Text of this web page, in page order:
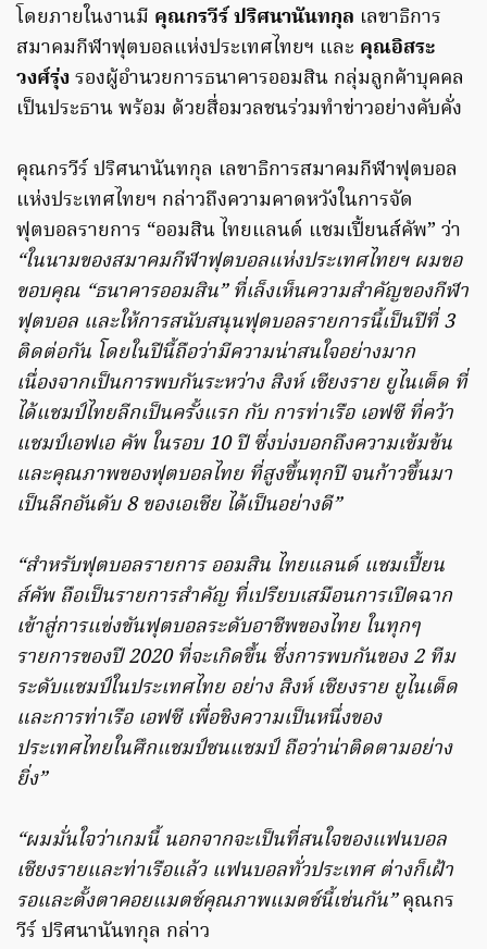
โดยภายในงานมี คุณกรวีร์ ปริศนานันทกุล เลขาธิการ
สมาคมกีฬาฟุตบอลแห่งประเทศไทยฯ และ คุณอิสระ
วงศ์รุ่งรองผู้อำนวยการธนาคารออมสิน กลุ่มลูกค้าบุคคล
เป็นประธาน พร้อม ด้วยสื่อมวลชนร่วมทำข่าวอย่างคับคั่ง
คุณกรวีร์ ปริศนานันทกุล เลขาธิการสมาคมกีฬาฟุตบอล
แห่งประเทศไทยฯ กล่าวถึงความคาดหวังในการจัด
ฟุตบอลรายการ “ออมสิน ไทยแลนด์ แชมเปี้ยนส์คัพ” ว่า
“ในนามของสมาคมกีฬาฟุตบอลแห่งประเทศไทยฯ ผมขอ
ขอบคุณ “ธนาคารออมสิน” ที่เล็งเห็นความสำคัญของกีฬา
ฟุตบอล และให้การสนับสนุนฟุตบอลรายการนี้เป็นปีที่ 3
ติดต่อกัน โดยในปีนี้ถือว่ามีความน่าสนใจอย่างมาก
เนื่องจากเป็นการพบกันระหว่าง สิงห์ เชียงราย ยูไนเต็ด ที่
ได้แชมป์ไทยลีกเป็นครั้งแรก กับ การท่าเรือ เอฟซี ที่คว้า
แชมป์เอฟเอ คัพ ในรอบ 10 ปี ซึ่งบ่งบอกถึงความเข้มข้น
และคุณภาพของฟุตบอลไทย ที่สูงขึ้นทุกปี จนก้าวขึ้นมา
เป็นลีกอันดับ 8 ของเอเชีย ได้เป็นอย่างดี”
“สำหรับฟุตบอลรายการ ออมสิน ไทยแลนด์ แชมเปี้ยน
ส์คัพ ถือเป็นรายการสำคัญ ที่เปรียบเสมือนการเปิดฉาก
เข้าสู่การแข่งขันฟุตบอลระดับอาชีพของไทย ในทุกๆ
รายการของปี 2020 ที่จะเกิดขึ้น ซึ่งการพบกันของ 2 ทีม
ระดับแชมป์ในประเทศไทย อย่าง สิงห์ เชียงราย ยูไนเต็ด
และการท่าเรือ เอฟซี เพื่อชิงความเป็นหนึ่งของ
ประเทศไทยในศึกแชมป์ชนแชมป์ ถือว่าน่าติดตามอย่าง
ยิ่ง”
“ผมมั่นใจว่าเกมนี้ นอกจากจะเป็นที่สนใจของแฟนบอล
เชียงรายและท่าเรือแล้ว แฟนบอลทั่วประเทศ ต่างก็เฝ้า
รอและตั้งตาคอยแมตช์คุณภาพแมตช์นี้เช่นกัน”คุณกร
วีร์ ปริศนานันทกุล กล่าว